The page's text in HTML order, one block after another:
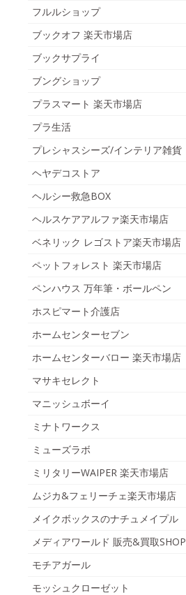
フルルショップ
ブックオフ 楽天市場店
ブックサプライ
ブングショップ
プラスマート 楽天市場店
プラ生活
プレシャスシーズ/インテリア雑貨
ヘヤデコストア
ヘルシー救急BOX
ヘルスケアアルファ楽天市場店
ベネリック レゴストア楽天市場店
ペットフォレスト 楽天市場店
ペンハウス 万年筆・ボールペン
ホスピマート介護店
ホームセンターセブン
ホームセンターバロー 楽天市場店
マサキセレクト
マニッシュボーイ
ミナトワークス
ミューズラボ
ミリタリーWAIPER 楽天市場店
ムジカ&フェリーチェ楽天市場店
メイクボックスのナチュメイプル
メディアワールド 販売&買取SHOP
モチアガール
モッシュクローゼット